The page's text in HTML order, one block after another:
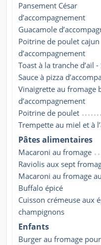
Pansement César
d’accompagnement
Guacamole
Poitrine de poulet cajun
d’accompagnement
Toast à la tranche d’ail
Sauce à pizza
Vinaigrette au fromage
d’accompagnement
Poitrine de poulet
Trempette au miel et à
Pâtes alimentaires
Macaroni au fromage
Raviolis aux sept
Macaroni au fromage
Buffalo épicé
Cuisson crémeuse aux
champignons
Enfants
Burger au fromage